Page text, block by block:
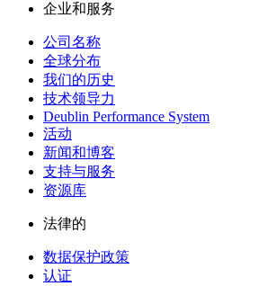
企业和服务
公司名称
全球分布
我们的历史
技术领导力
Deublin Performance System
活动
新闻和博客
支持与服务
资源库
法律的
数据保护政策
认证